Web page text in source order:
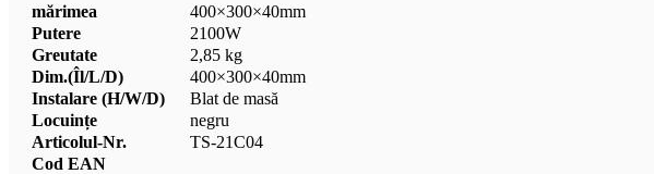
mărimea
400×300×40mm
Putere
2100W
Greutate
2,85 kg
Dim.(Îl/L/D)
400×300×40mm
Instalare (H/W/D)
Blat de masă
Locuințe
negru
Articolul-Nr.
TS-21C04
Cod EAN